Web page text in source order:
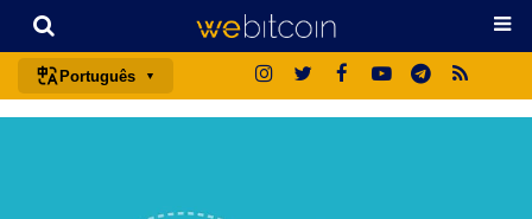
Português